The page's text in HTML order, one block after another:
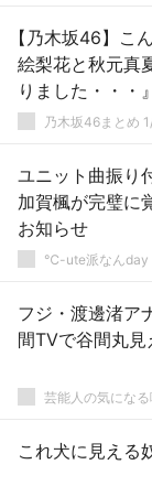
【乃木坂46】こ
絵梨花と秋元真
りました・・・』
乃木坂46まとめ
ユニット曲振り
加賀楓が完璧に
お知らせ
℃-ute派なんday
フジ・渡邊渚ア
間TVで谷間丸見
芸能人の気にな
これ犬に見える